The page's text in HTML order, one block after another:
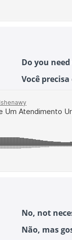
Do you
Você
No, not
Não, mas